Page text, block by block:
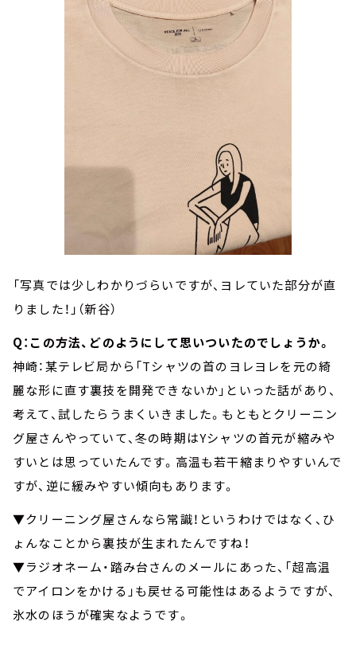
「写真では少しわかりづらいですが、ヨレていた部分が直
りました！」（新谷）
Q：この方法、どのようにして思いついたのでしょうか。
神崎：某テレビ局から「Tシャツの首のヨレヨレを元の綺
麗な形に直す裏技を開発できないか」といった話があり、
考えて、試したらうまくいきました。もともとクリーニン
グ屋さんやっていて、冬の時期はYシャツの首元が縮みや
すいとは思っていたんです。高温も若干縮まりやすいんで
すが、逆に緩みやすい傾向もあります。
▼クリーニング屋さんなら常識！というわけではなく、ひ
ょんなことから裏技が生まれたんですね！
▼ラジオネーム・踏み台さんのメールにあった、「超高温
でアイロンをかける」も戻せる可能性はあるようですが、
氷水のほうが確実なようです。